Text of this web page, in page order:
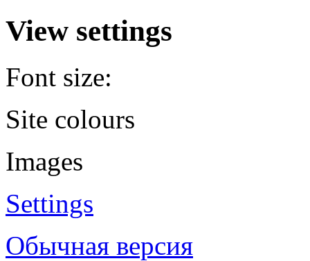
View settings
Font size:
Site colours
Images
Settings
Обычная версия